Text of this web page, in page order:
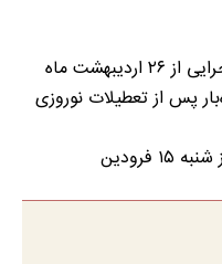
ماه
پس از تعطیلات نوروزی